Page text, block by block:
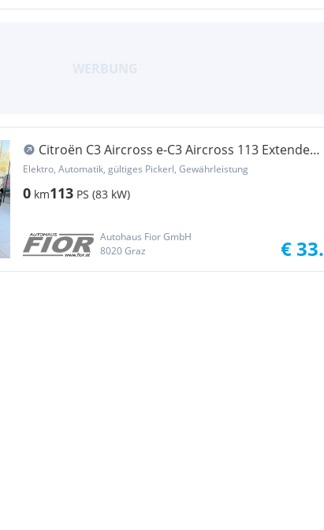
Citroën C3 Aircross e-C3 Aircross 113 Extended
Range 53kWh Max (C48...
Elektro, Automatik, gültiges Pickerl, Gewährleistung
0 km113 PS (83 kW)
Autohaus Fior GmbH
8020 Graz
€